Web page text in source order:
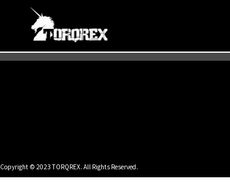
Copyright © 2023 TORQREX. All Rights Reserved.